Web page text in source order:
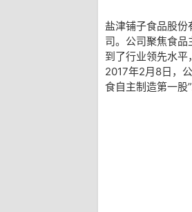
盐津铺子食品股份
司。公司聚焦食
到了行业领先水平
2017年2月8日，
食自主制造第一股”